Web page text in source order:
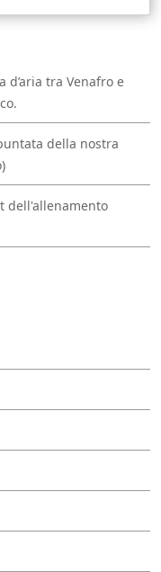
tra Venafro e
della nostra
dell'allenamento